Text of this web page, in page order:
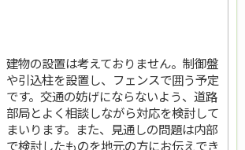
建物の設置は考えておりません。制御盤
や引込柱を設置し、フェンスで囲う予定
です。交通の妨げにならないよう、道路
部局とよく相談しながら対応を検討して
まいります。また、見通しの問題は内部
で検討したものを地元の方にお伝えでき